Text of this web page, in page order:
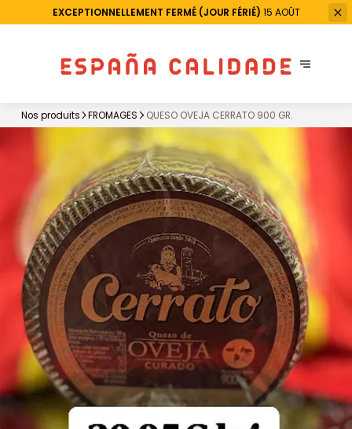
EXCEPTIONNELLEMENT FERMÉ (JOUR FÉRIÉ) 15 AOÛT
Nos produits FROMAGES QUESO OVEJA CERRATO 900 GR.